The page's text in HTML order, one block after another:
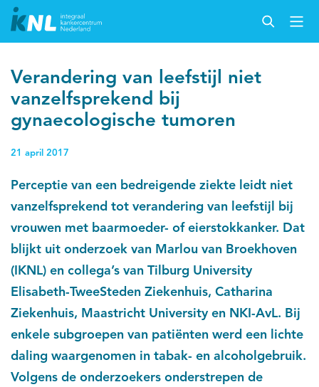
Verandering van leefstijl niet
vanzelfsprekend bij
gynaecologische tumoren
21 april 2017
Perceptie van een bedreigende ziekte leidt niet
vanzelfsprekend tot verandering van leefstijl bij
vrouwen met baarmoeder- of eierstokkanker. Dat
blijkt uit onderzoek van Marlou van Broekhoven
(IKNL) en collega’s van Tilburg University
Elisabeth-TweeSteden Ziekenhuis, Catharina
Ziekenhuis, Maastricht University en NKI-AvL. Bij
enkele subgroepen van patiënten werd een lichte
daling waargenomen in tabak- en alcoholgebruik.
Volgens de onderzoekers onderstrepen de